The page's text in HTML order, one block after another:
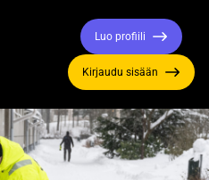
Luo profiili
Kirjaudu sisään